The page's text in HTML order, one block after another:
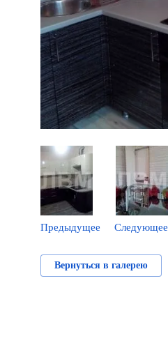
Предыдущее Следующее
Вернуться в галерею